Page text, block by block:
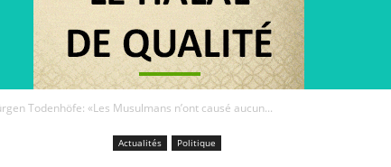
Todenhöfe: «Les Musulmans n’ont causé aucun...
Actualités Politique